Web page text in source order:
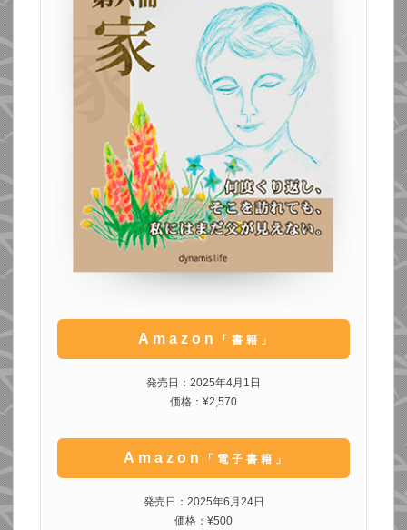
Amazon 「書籍」
発売日：2025年4月1日
価格：¥2,570
Amazon 「電子書籍」
発売日：2025年6月24日
価格：¥500